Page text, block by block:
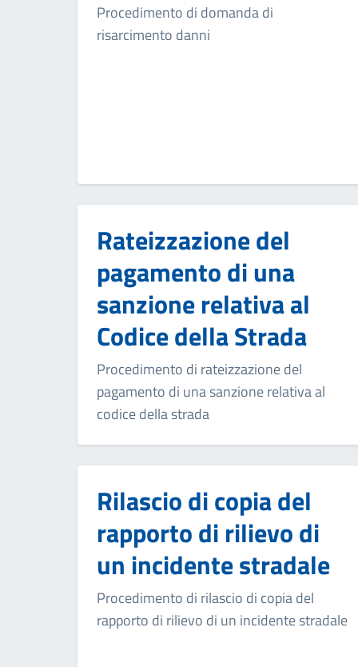
Procedimento di domanda di
risarcimento danni
Rateizzazione del
pagamento di una
sanzione relativa al
Codice della Strada
Procedimento di rateizzazione del
pagamento di una sanzione relativa al
codice della strada
Rilascio di copia del
rapporto di rilievo di
un incidente stradale
Procedimento di rilascio di copia del
rapporto di rilievo di un incidente stradale